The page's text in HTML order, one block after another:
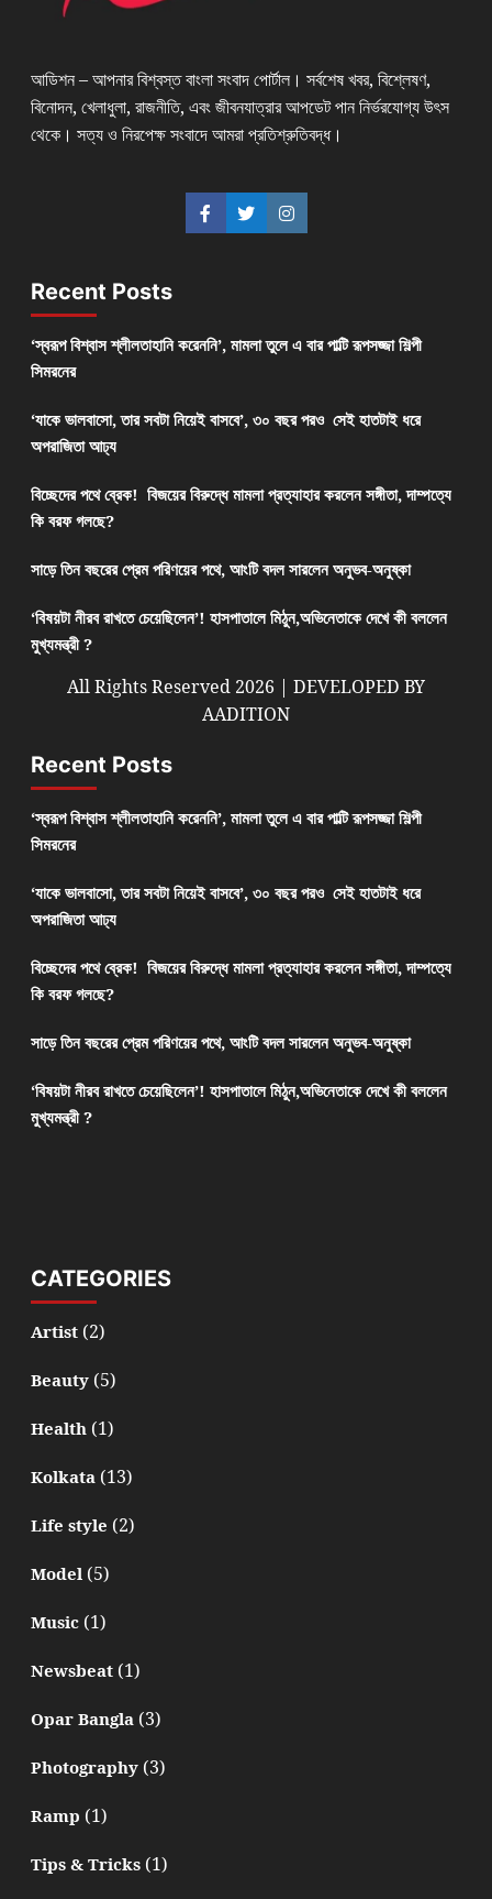
আডিশন – আপনার বিশ্বস্ত বাংলা সংবাদ পোর্টাল। সর্বশেষ খবর, বিশ্লেষণ,
বিনোদন, খেলাধুলা, রাজনীতি, এবং জীবনযাত্রার আপডেট পান নির্ভরযোগ্য উৎস
থেকে। সত্য ও নিরপেক্ষ সংবাদে আমরা প্রতিশ্রুতিবদ্ধ।
Recent Posts
‘স্বরূপ বিশ্বাস শ্লীলতাহানি করেননি’, মামলা তুলে এ বার পাল্টি রূপসজ্জা শিল্পী
সিমরনের
‘যাকে ভালবাসো, তার সবটা নিয়েই বাসবে’, ৩০ বছর পরও সেই হাতটাই ধরে
অপরাজিতা আঢ্য
বিচ্ছেদের পথে ব্রেক! বিজয়ের বিরুদ্ধে মামলা প্রত্যাহার করলেন সঙ্গীতা, দাম্পত্যে
কি বরফ গলছে?
সাড়ে তিন বছরের প্রেম পরিণয়ের পথে, আংটি বদল সারলেন অনুভব-অনুষ্কা
‘বিষয়টা নীরব রাখতে চেয়েছিলেন’! হাসপাতালে মিঠুন,অভিনেতাকে দেখে কী বললেন
মুখ্যমন্ত্রী ?
All Rights Reserved 2026 | DEVELOPED BY
AADITION
Recent Posts
‘স্বরূপ বিশ্বাস শ্লীলতাহানি করেননি’, মামলা তুলে এ বার পাল্টি রূপসজ্জা শিল্পী
সিমরনের
‘যাকে ভালবাসো, তার সবটা নিয়েই বাসবে’, ৩০ বছর পরও সেই হাতটাই ধরে
অপরাজিতা আঢ্য
বিচ্ছেদের পথে ব্রেক! বিজয়ের বিরুদ্ধে মামলা প্রত্যাহার করলেন সঙ্গীতা, দাম্পত্যে
কি বরফ গলছে?
সাড়ে তিন বছরের প্রেম পরিণয়ের পথে, আংটি বদল সারলেন অনুভব-অনুষ্কা
‘বিষয়টা নীরব রাখতে চেয়েছিলেন’! হাসপাতালে মিঠুন,অভিনেতাকে দেখে কী বললেন
মুখ্যমন্ত্রী ?
CATEGORIES
Artist(2)
Beauty(5)
Health(1)
Kolkata(13)
Life style (2)
Model(5)
Music(1)
Newsbeat(1)
Opar Bangla(3)
Photography(3)
Ramp (1)
Tips & Tricks(1)